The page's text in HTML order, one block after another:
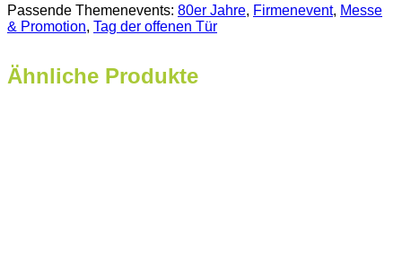
Passende Themenevents: 80er Jahre, Firmenevent, Messe
& Promotion, Tag der offenen Tür
Ähnliche Produkte